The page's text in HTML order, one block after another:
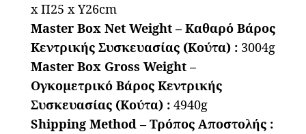
x Π25 x Υ26cm
Master Box Net Weight – Καθαρό Βάρος
Κεντρικής Συσκευασίας (Κούτα) : 3004g
Master Box Gross Weight –
Ογκομετρικό Βάρος Κεντρικής
Συσκευασίας (Κούτα) : 4940g
Shipping Method – Τρόπος Αποστολής :